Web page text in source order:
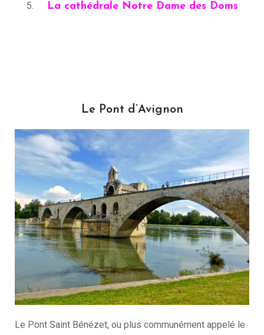
La cathédrale Notre Dame des Doms
Le Pont d’Avignon
Le Pont Saint Bénézet, ou plus communément appelé le